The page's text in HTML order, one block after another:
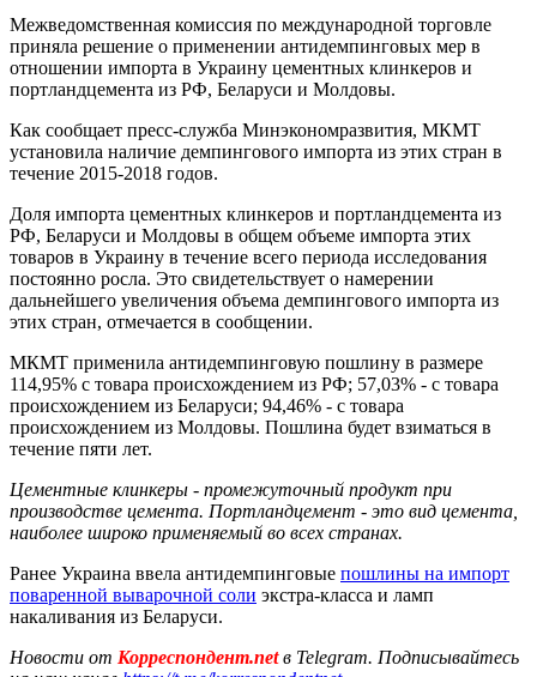
Межведомственная комиссия по международной торговле
приняла решение о применении антидемпинговых мер в
отношении импорта в Украину цементных клинкеров и
портландцемента из РФ, Беларуси и Молдовы.
Как сообщает пресс-служба Минэкономразвития, МКМТ
установила наличие демпингового импорта из этих стран в
течение 2015-2018 годов.
Доля импорта цементных клинкеров и портландцемента из
РФ, Беларуси и Молдовы в общем объеме импорта этих
товаров в Украину в течение всего периода исследования
постоянно росла. Это свидетельствует о намерении
дальнейшего увеличения объема демпингового импорта из
этих стран, отмечается в сообщении.
МКМТ применила антидемпинговую пошлину в размере
114,95% с товара происхождением из РФ; 57,03% - с товара
происхождением из Беларуси; 94,46% - с товара
происхождением из Молдовы. Пошлина будет взиматься в
течение пяти лет.
Цементные клинкеры - промежуточный продукт при
производстве цемента. Портландцемент - это вид цемента,
наиболее широко применяемый во всех странах.
Ранее Украина ввела антидемпинговые пошлины на импорт
поваренной выварочной соли экстра-класса и ламп
накаливания из Беларуси.
Новости от Корреспондент.netв Telegram. Подписывайтесь